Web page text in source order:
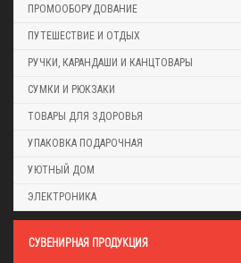
ПРОМООБОРУДОВАНИЕ
ПУТЕШЕСТВИЕ И ОТДЫХ
РУЧКИ, КАРАНДАШИ И КАНЦТОВАРЫ
СУМКИ И РЮКЗАКИ
ТОВАРЫ ДЛЯ ЗДОРОВЬЯ
УПАКОВКА ПОДАРОЧНАЯ
УЮТНЫЙ ДОМ
ЭЛЕКТРОНИКА
CУВЕНИРНАЯ ПРОДУКЦИЯ